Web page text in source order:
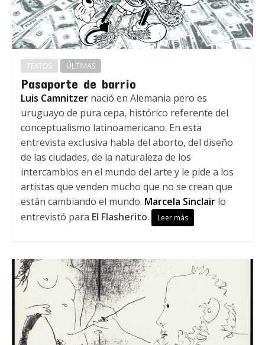
TEXTOS ÚLTIMAS
Pasaporte de barrio
Luis Camnitzernació en Alemania pero es
uruguayo de pura cepa, histórico referente del
conceptualismo latinoamericano. En esta
entrevista exclusiva habla del aborto, del diseño
de las ciudades, de la naturaleza de los
intercambios en el mundo del arte y le pide a los
artistas que venden mucho que no se crean que
están cambiando el mundo. Marcela Sinclairlo
entrevistó para El Flasherito. Leer más